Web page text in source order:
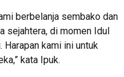
berbelanja sembako dan
sejahtera, di momen Idul
Harapan kami ini untuk
kata Ipuk.